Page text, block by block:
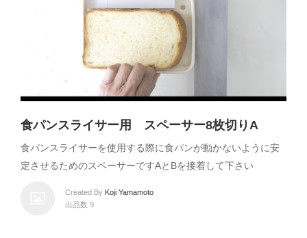
食パンスライサー用 スペーサー8枚切りA
食パンスライサーを使用する際に食パンが動かないように安
定させるためのスペーサーですAとBを接着して下さい
Created By Koji Yamamoto
出品数 9